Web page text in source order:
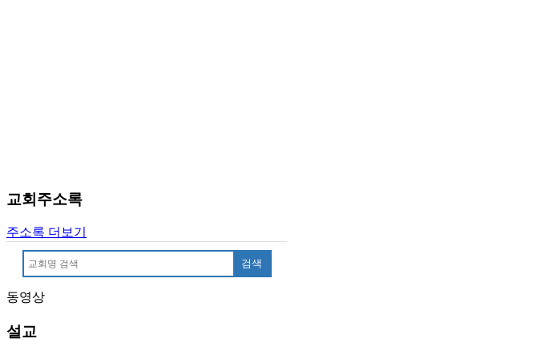
평
기
비
탑-
교회주소록
주소록 더보기
검색
동영상
설교